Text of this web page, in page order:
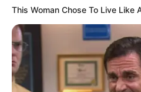
Burgen
Die 1034 als
Sterrenberg ist
am Mittelrhein.
benachbarten Burg
genannten "Feindlichen
This Woman Chose To Live Like